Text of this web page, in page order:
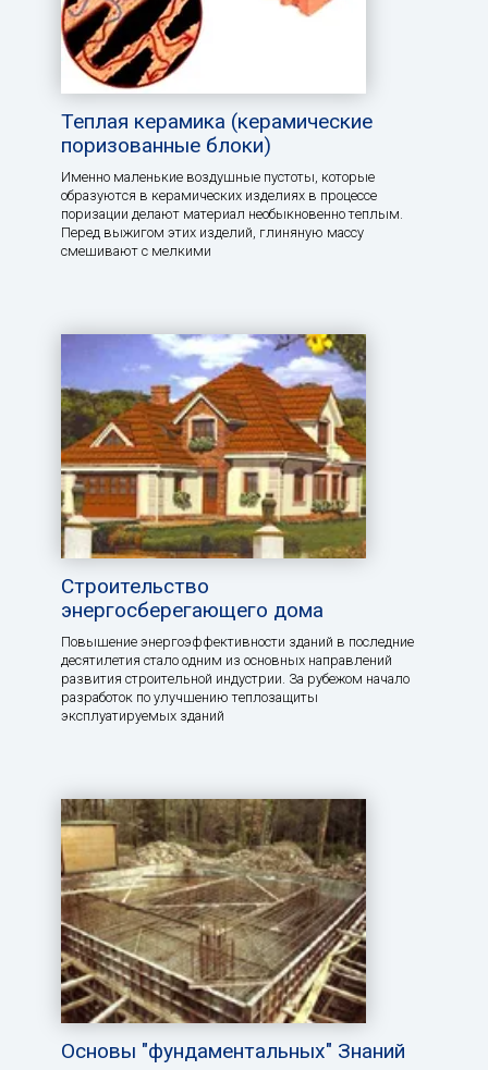
Теплая керамика (керамические
поризованные блоки)
Именно маленькие воздушные пустоты, которые
образуются в керамических изделиях в процессе
поризации делают материал необыкновенно теплым.
Перед выжигом этих изделий, глиняную массу
смешивают с мелкими
Строительство
энергосберегающего дома
Повышение энергоэффективности зданий в последние
десятилетия стало одним из основных направлений
развития строительной индустрии. За рубежом начало
разработок по улучшению теплозащиты
эксплуатируемых зданий
Основы "фундаментальных" Знаний